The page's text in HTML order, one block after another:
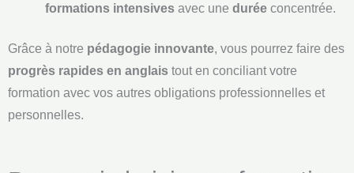
formations intensivesavec une duréeconcentrée.
Grâce à notre pédagogie innovante, vous pourrez faire des
progrès rapides en anglais tout en conciliant votre
formation avec vos autres obligations professionnelles et
personnelles.